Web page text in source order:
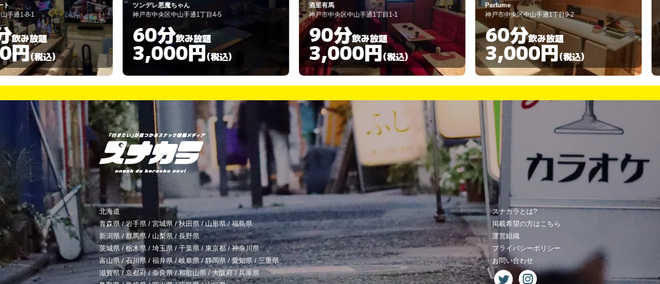
ツンデレ悪魔ちゃん
神戸市中央区中山手通1丁目4-5
60分 飲み放題
3,000円(税込)
神戸市中央区中山手通1丁目1-1
90分飲み放題
3,000円(税込)
Perfume
神戸市中央区中山手通1丁目9-2
60分飲み放題
3,000円(税込)
神戸市中央区下
60分
北海道
青森県/岩手県 / 宮城県 /秋田県 /山形県/福島県
新潟県 / 群馬県 / 山梨県/長野県
茨城県 / 栃木県 / 埼玉県/ 千葉県 /東京都/神奈川県
富山県/ 石川県 / 福井県/岐阜県/静岡県/ 愛知県 / 三重県
滋賀県/京都府/奈良県/和歌山県 /大阪府/兵庫県
スナカラとは?
掲載希望の方はこちら
運営組織
プライバシーポリシー
お問い合わせ